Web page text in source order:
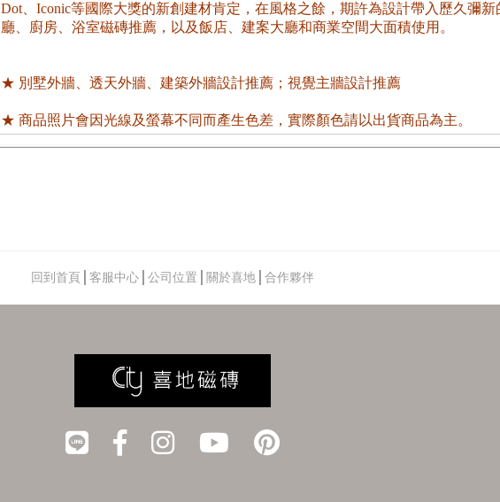
Dot、Iconic等國際大獎的新創建材肯定，在風格之餘，期許為設計帶入歷久彌
廳、廚房、浴室磁磚推薦，以及飯店、建案大廳和商業空間大面積使用。
★ 別墅外牆、透天外牆、建築外牆設計推薦；視覺主牆設計推薦
★ 商品照片會因光線及螢幕不同而產生色差，實際顏色請以出貨商品為主。
回到首頁 客服中心 公司位置 關於喜地 合作夥伴